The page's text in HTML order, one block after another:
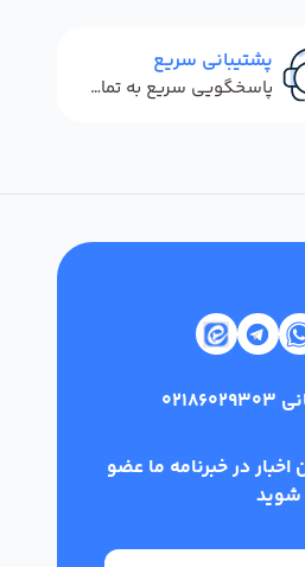
پشتیبانی سریع
پاسخگویی سریع به تماس‌ها و پیام‌ها
02186029303
اخبار در خبرنامه ما عضو
شوید